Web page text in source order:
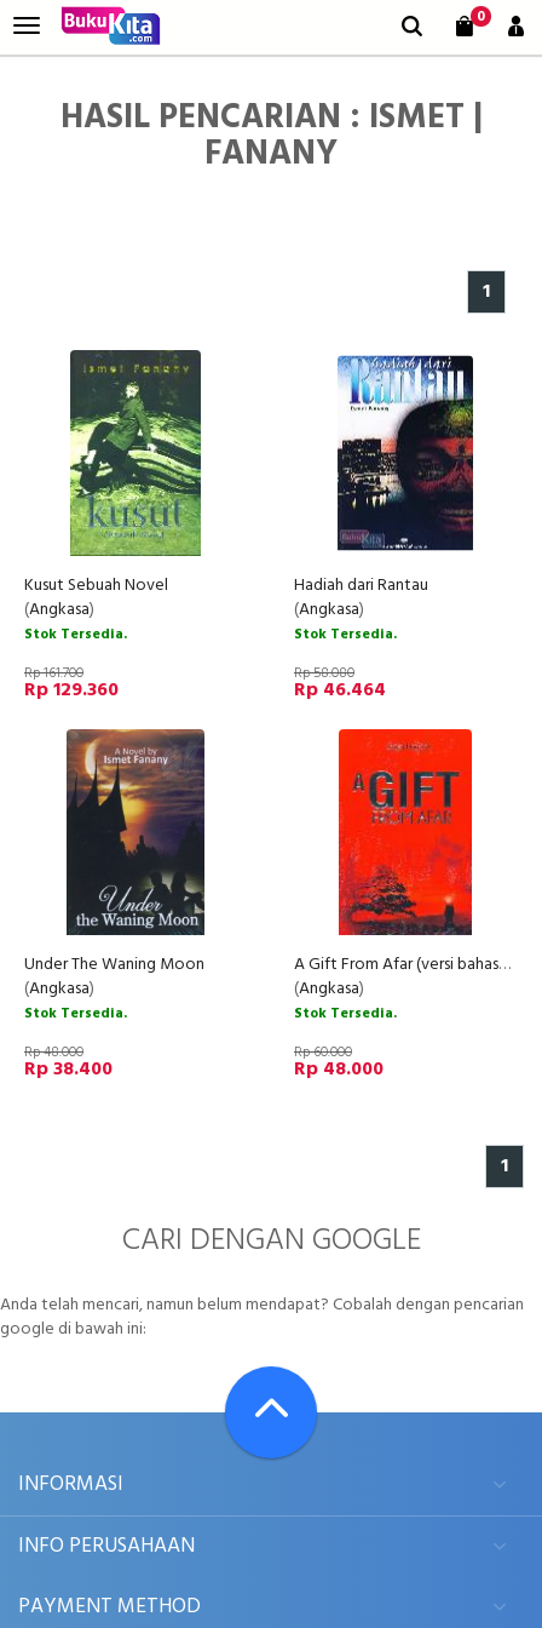
0
HASIL PENCARIAN : ISMET |
FANANY
1
Kusut Sebuah Novel
(Angkasa)
Stok Tersedia.
Rp 161.700
Rp 129.360
Hadiah dari Rantau
(Angkasa)
Stok Tersedia.
Rp 58.080
Rp 46.464
Under The Waning Moon
(Angkasa)
Stok Tersedia.
Rp 48.000
Rp 38.400
A Gift From Afar (versi bahasa Inggris)
(Angkasa)
Stok Tersedia.
Rp 60.000
Rp 48.000
1
CARI DENGAN GOOGLE
Anda telah mencari, namun belum mendapat? Cobalah dengan pencarian
google di bawah ini:
INFORMASI
INFO PERUSAHAAN
PAYMENT METHOD